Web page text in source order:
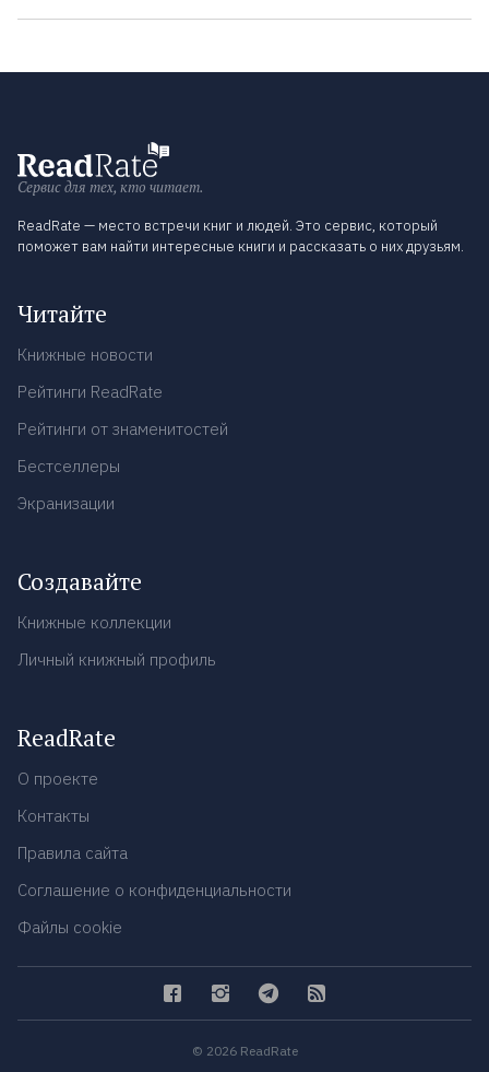
Сервис для тех, кто читает.
ReadRate — место встречи книг и людей. Это сервис, который
поможет вам найти интересные книги и рассказать о них друзьям.
Читайте
Книжные новости
Рейтинги ReadRate
Рейтинги от знаменитостей
Бестселлеры
Экранизации
Создавайте
Книжные коллекции
Личный книжный профиль
ReadRate
О проекте
Контакты
Правила сайта
Соглашение о конфиденциальности
Файлы cookie
© 2026 ReadRate